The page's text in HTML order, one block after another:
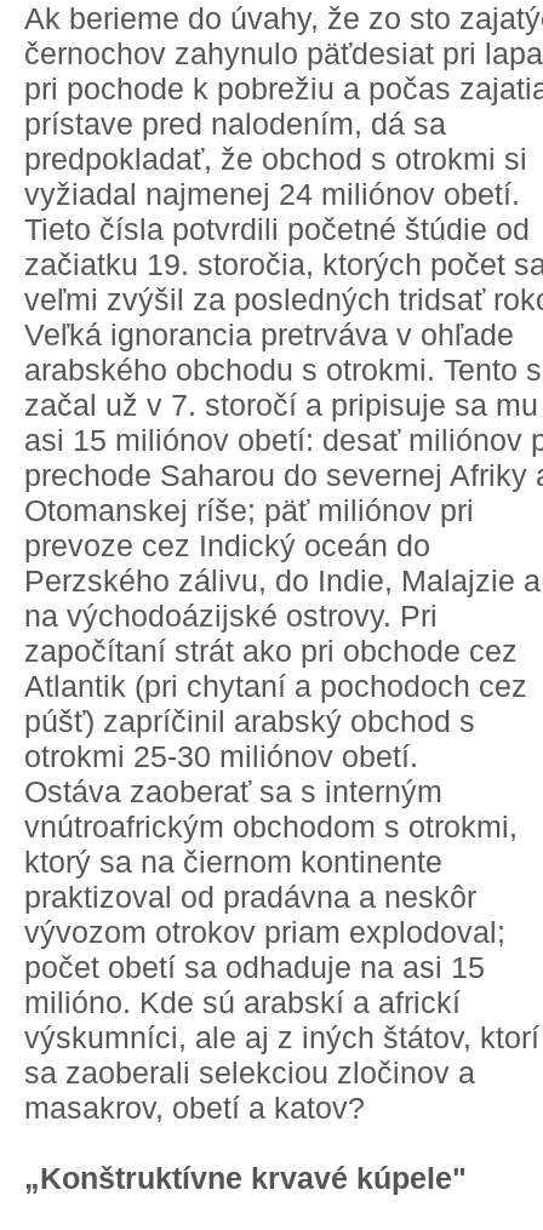
Ak berieme do úvahy, že zo sto
černochov zahynulo päťdesiat pri
pri pochode k pobrežiu a počas
prístave pred nalodením, dá sa
predpokladať, že obchod s otrokmi si
vyžiadal najmenej 24 miliónov obetí.
Tieto čísla potvrdili početné štúdie od
začiatku 19. storočia, ktorých počet
veľmi zvýšil za posledných tridsať
Veľká ignorancia pretrváva v ohľade
arabského obchodu s otrokmi. Tento
začal už v 7. storočí a pripisuje sa mu
asi 15 miliónov obetí: desať miliónov
prechode Saharou do severnej Afriky
Otomanskej ríše; päť miliónov pri
prevoze cez Indický oceán do
Perzského zálivu, do Indie, Malajzie a
na východoázijské ostrovy. Pri
započítaní strát ako pri obchode cez
Atlantik (pri chytaní a pochodoch cez
púšť) zapríčinil arabský obchod s
otrokmi 25-30 miliónov obetí.
Ostáva zaoberať sa s interným
vnútroafrickým obchodom s otrokmi,
ktorý sa na čiernom kontinente
praktizoval od pradávna a neskôr
vývozom otrokov priam explodoval;
počet obetí sa odhaduje na asi 15
milióno. Kde sú arabskí a africkí
výskumníci, ale aj z iných štátov,
sa zaoberali selekciou zločinov a
masakrov, obetí a katov?
„Konštruktívne krvavé kúpele"